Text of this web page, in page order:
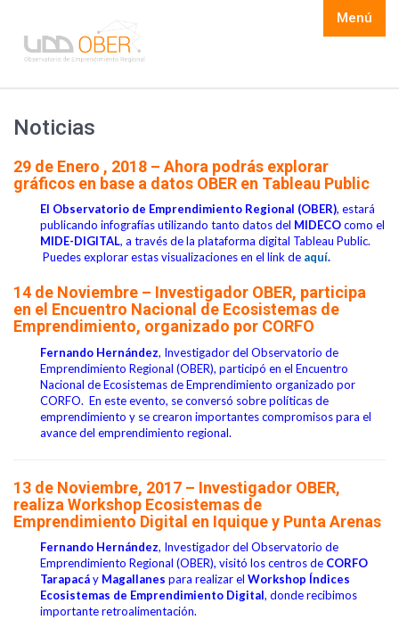
Menú
Noticias
29 de Enero , 2018 – Ahora podrás explorar
gráficos en base a datos OBER en Tableau Public
El Observatorio de Emprendimiento Regional (OBER), estará
publicando infografías utilizando tanto datos del MIDECOcomo el
MIDE-DIGITAL, a través de la plataforma digital Tableau Public.
Puedes explorar estas visualizaciones en el link de aquí.
14 de Noviembre – Investigador OBER, participa
en el Encuentro Nacional de Ecosistemas de
Emprendimiento, organizado por CORFO
Fernando Hernández, Investigador del Observatorio de
Emprendimiento Regional (OBER), participó en el Encuentro
Nacional de Ecosistemas de Emprendimiento organizado por
CORFO. En este evento, se conversó sobre políticas de
emprendimiento y se crearon importantes compromisos para el
avance del emprendimiento regional.
13 de Noviembre, 2017 – Investigador OBER,
realiza Workshop Ecosistemas de
Emprendimiento Digital en Iquique y Punta Arenas
Fernando Hernández, Investigador del Observatorio de
Emprendimiento Regional (OBER), visitó los centros de CORFO
Tarapacáy Magallanes para realizar el Workshop Índices
Ecosistemas de Emprendimiento Digital, donde recibimos
importante retroalimentación.